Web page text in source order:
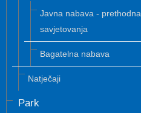
Javna nabava - prethodna
savjetovanja
Bagatelna nabava
Natječaji
Park